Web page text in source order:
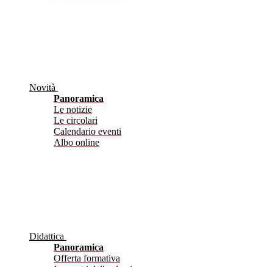
Novità
Panoramica
Le notizie
Le circolari
Calendario eventi
Albo online
Didattica
Panoramica
Offerta formativa